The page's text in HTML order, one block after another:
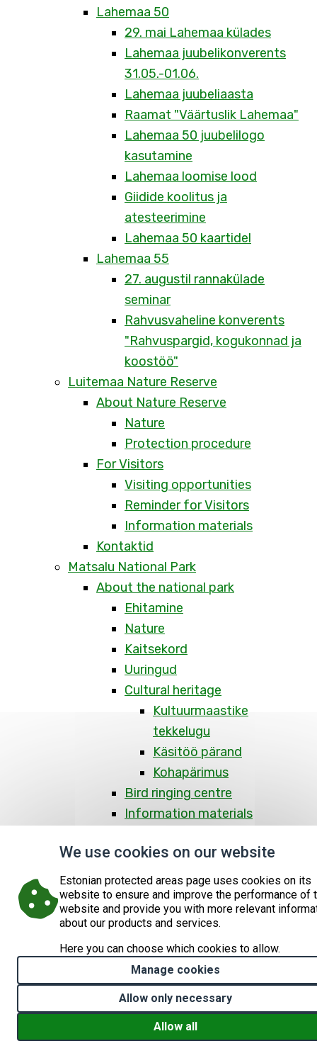
Lahemaa 50
29. mai Lahemaa külades
Lahemaa juubelikonverents
31.05.-01.06.
Lahemaa juubeliaasta
Raamat "Väärtuslik Lahemaa"
Lahemaa 50 juubelilogo
kasutamine
Lahemaa loomise lood
Giidide koolitus ja
atesteerimine
Lahemaa 50 kaartidel
Lahemaa 55
27. augustil rannakülade
seminar
Rahvusvaheline konverents
"Rahvuspargid, kogukonnad ja
koostöö"
Luitemaa Nature Reserve
About Nature Reserve
Nature
Protection procedure
For Visitors
Visiting opportunities
Reminder for Visitors
Information materials
Kontaktid
Matsalu National Park
About the national park
Ehitamine
Nature
Kaitsekord
Uuringud
Cultural heritage
Kultuurmaastike
tekkelugu
Käsitöö pärand
Kohapärimus
Bird ringing centre
Information materials
For visitors
Tunnustatud tooted ja
teenused
Matsalu Visitor Centre
Breti's stones
Haeska manor
Haeska observation
tower
Keemu observation tower
We use cookies on our website
Estonian protected areas page uses cookies on its
website to ensure and improve the performance of
website and provide you with more relevant
about our products and services.
Here you can choose which cookies to allow.
Withdraw consent
Manage cookies
Allow only necessary
Allow all